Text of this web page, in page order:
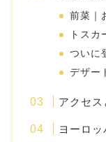
前菜｜
トスカ
ついに
デザー
アクセス
ヨーロ